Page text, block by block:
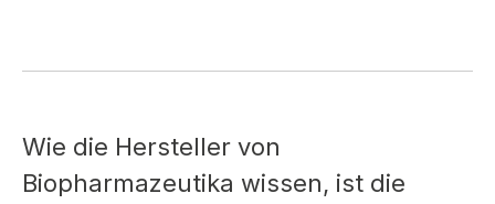
Wie die Hersteller von
Biopharmazeutika wissen, ist die